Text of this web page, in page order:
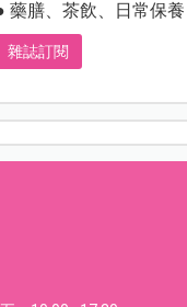
藥膳、茶飲、日常保
雜誌訂閱